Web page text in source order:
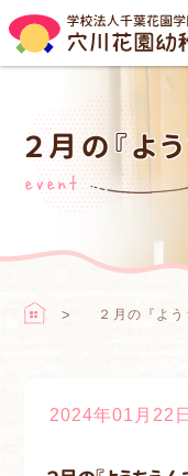
２月の『よ
event
２月の『よ
2024年01月22日